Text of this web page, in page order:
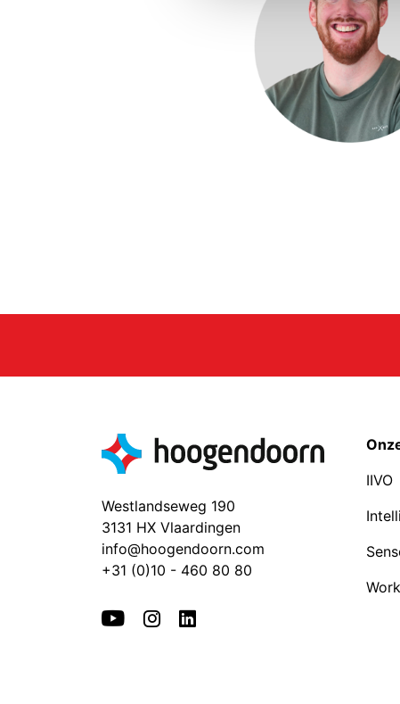
Westlandseweg 190
3131 HX Vlaardingen
info@hoogendoorn.com
+31 (0)10 - 460 80 80
IIVO